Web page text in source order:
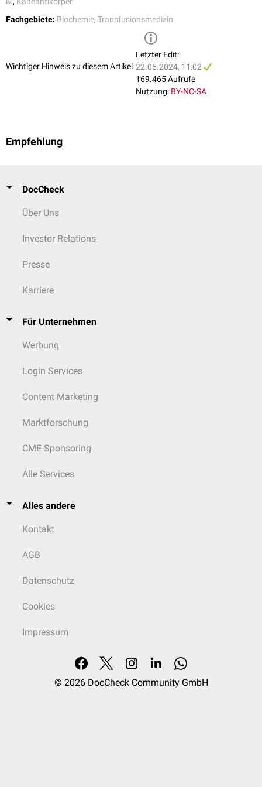
Anti-P
Donath-Landsteiner
Morbus Waldenström
Myelomen
(Kälteagglutininkrankheit)
(z.B.Kollagenosen
postinfektiös (z.B.pneumotropeViren,Mykoplasmen
Blutgruppenbestimmung
Fachgebiete: Biochemie, Transfusionsmedizin
Wichtiger Hinweis zu diesem Artikel
Letzter Edit:
22.05.2024, 11:02
169.465 Aufrufe
Nutzung: BY-NC-SA
Empfehlung
DocCheck
Über Uns
Investor Relations
Presse
Karriere
Für Unternehmen
Werbung
Login Services
Content Marketing
Marktforschung
CME-Sponsoring
Alle Services
Alles andere
Kontakt
AGB
Datenschutz
Cookies
Impressum
© 2026 DocCheck Community GmbH